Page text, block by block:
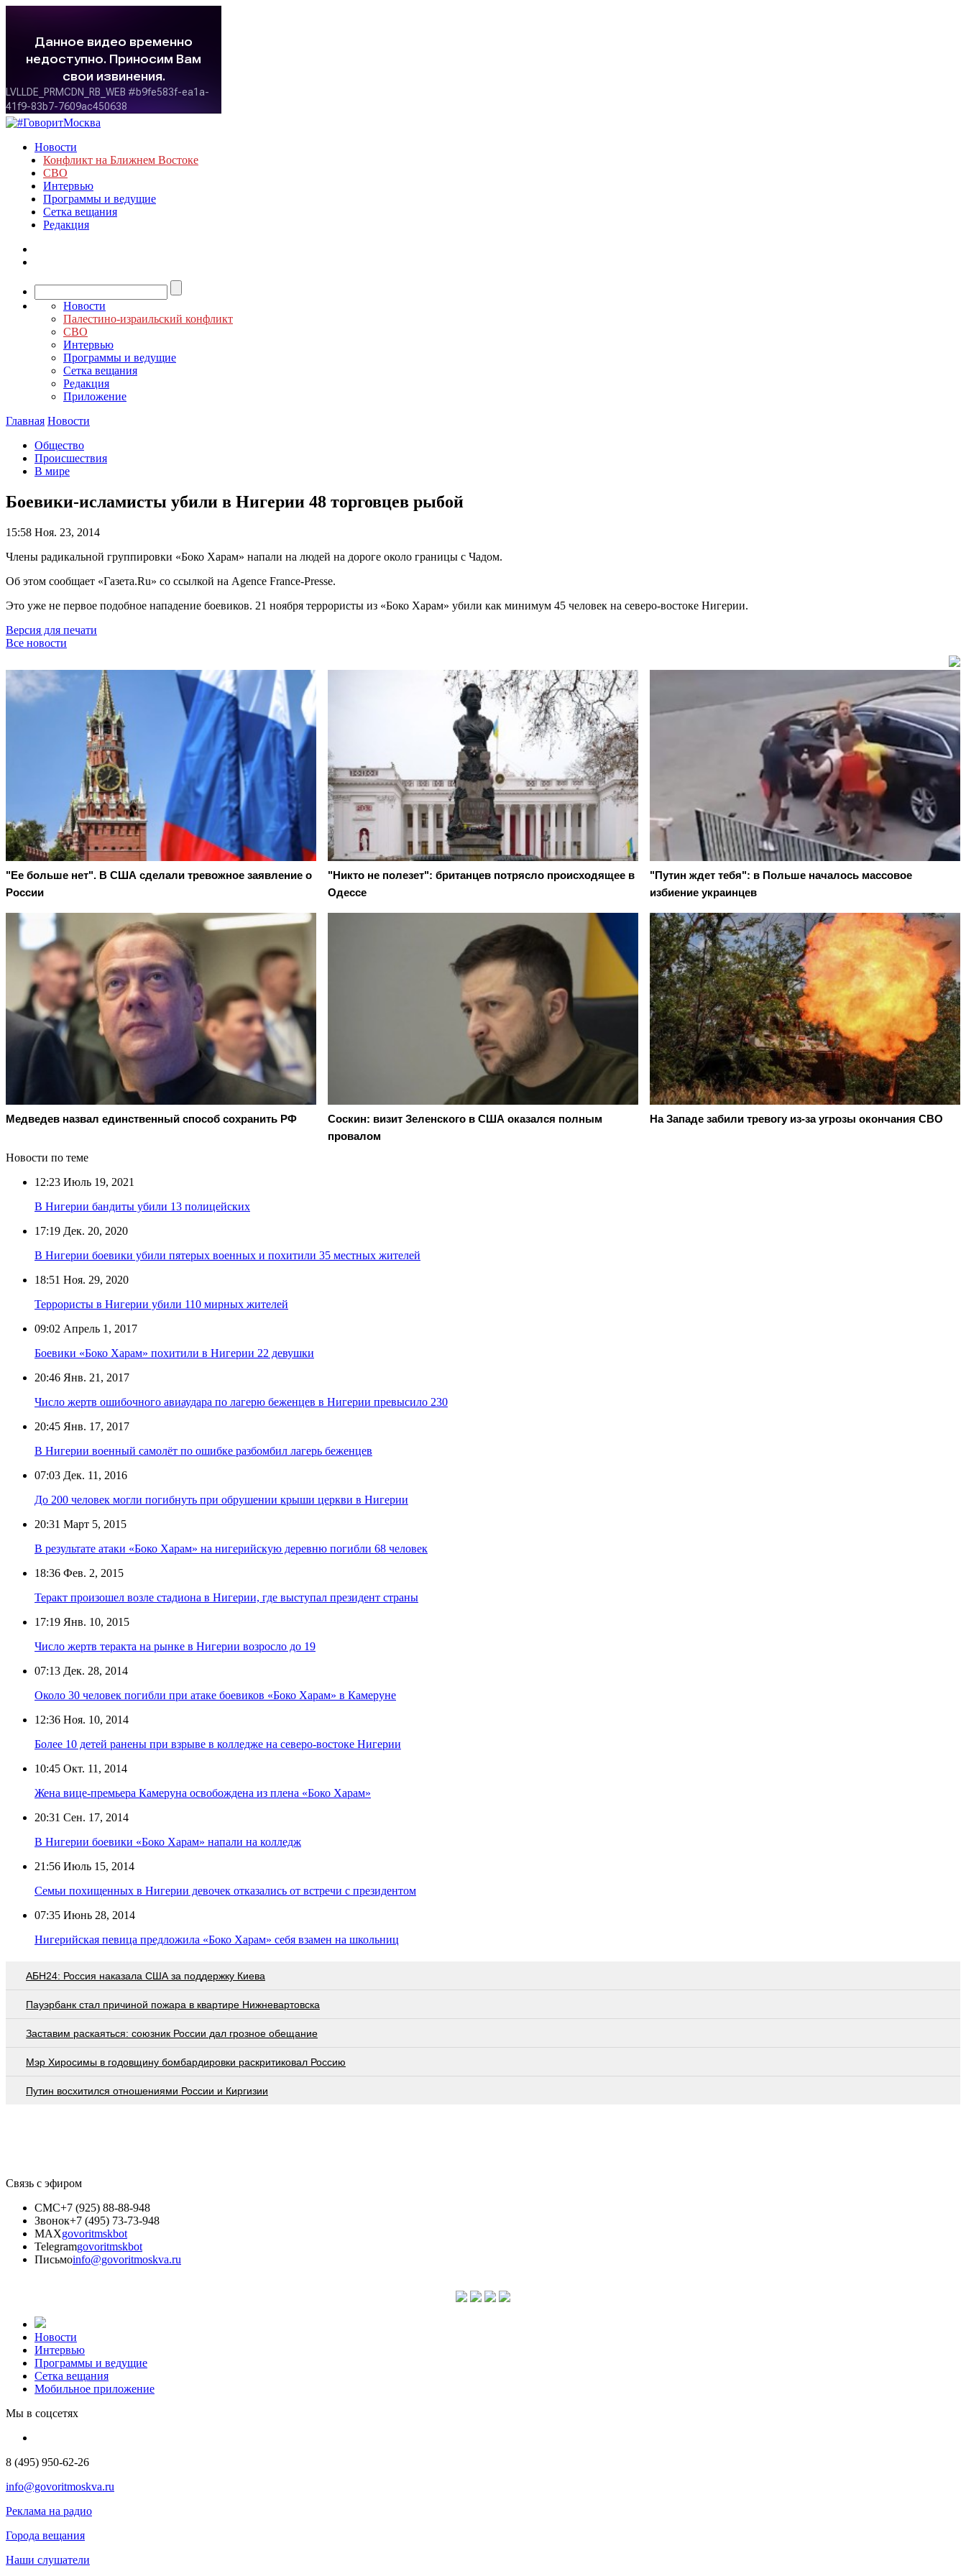
Новости
Конфликт на Ближнем Востоке
СВО
Интервью
Программы и ведущие
Сетка вещания
Редакция
Новости
Палестино-израильский конфликт
СВО
Интервью
Программы и ведущие
Сетка вещания
Редакция
Приложение
Главная Новости
Общество
Происшествия
В мире
Боевики-исламисты убили в Нигерии 48 торговцев рыбой
15:58 Ноя. 23, 2014
Члены радикальной группировки «Боко Харам» напали на людей на дороге около границы с Чадом.
Об этом сообщает «Газета.Ru» со ссылкой на Agence France-Presse.
Это уже не первое подобное нападение боевиков. 21 ноября террористы из «Боко Харам» убили как минимум 45 человек на северо-востоке Нигерии.
Версия для печати
Все новости
"Ее больше нет". В США сделали тревожное заявление о
России
"Никто не полезет": британцев потрясло происходящее в
Одессе
"Путин ждет тебя": в Польше началось массовое
избиение украинцев
Медведев назвал единственный способ сохранить РФ
Соскин: визит Зеленского в США оказался полным
провалом
На Западе забили тревогу из-за угрозы окончания СВО
Новости по теме
12:23 Июль 19, 2021
В Нигерии бандиты убили 13 полицейских
17:19 Дек. 20, 2020
В Нигерии боевики убили пятерых военных и похитили 35 местных жителей
18:51 Ноя. 29, 2020
Террористы в Нигерии убили 110 мирных жителей
09:02 Апрель 1, 2017
Боевики «Боко Харам» похитили в Нигерии 22 девушки
20:46 Янв. 21, 2017
Число жертв ошибочного авиаудара по лагерю беженцев в Нигерии превысило 230
20:45 Янв. 17, 2017
В Нигерии военный самолёт по ошибке разбомбил лагерь беженцев
07:03 Дек. 11, 2016
До 200 человек могли погибнуть при обрушении крыши церкви в Нигерии
20:31 Март 5, 2015
В результате атаки «Боко Харам» на нигерийскую деревню погибли 68 человек
18:36 Фев. 2, 2015
Теракт произошел возле стадиона в Нигерии, где выступал президент страны
17:19 Янв. 10, 2015
Число жертв теракта на рынке в Нигерии возросло до 19
07:13 Дек. 28, 2014
Около 30 человек погибли при атаке боевиков «Боко Харам» в Камеруне
12:36 Ноя. 10, 2014
Более 10 детей ранены при взрыве в колледже на северо-востоке Нигерии
10:45 Окт. 11, 2014
Жена вице-премьера Камеруна освобождена из плена «Боко Харам»
20:31 Сен. 17, 2014
В Нигерии боевики «Боко Харам» напали на колледж
21:56 Июль 15, 2014
Семьи похищенных в Нигерии девочек отказались от встречи с президентом
07:35 Июнь 28, 2014
Нигерийская певица предложила «Боко Харам» себя взамен на школьниц
АБН24: Россия наказала США за поддержку Киева
Пауэрбанк стал причиной пожара в квартире Нижневартовска
Заставим раскаяться: союзник России дал грозное обещание
Мэр Хиросимы в годовщину бомбардировки раскритиковал Россию
Путин восхитился отношениями России и Киргизии
Связь с эфиром
СМС+7 (925) 88-88-948
Звонок+7 (495) 73-73-948
MAXgovoritmskbot
Telegramgovoritmskbot
Письмоinfo@govoritmoskva.ru
Новости
Интервью
Программы и ведущие
Сетка вещания
Мобильное приложение
Мы в соцсетях
8 (495) 950-62-26
info@govoritmoskva.ru
Реклама на радио
Города вещания
Наши слушатели